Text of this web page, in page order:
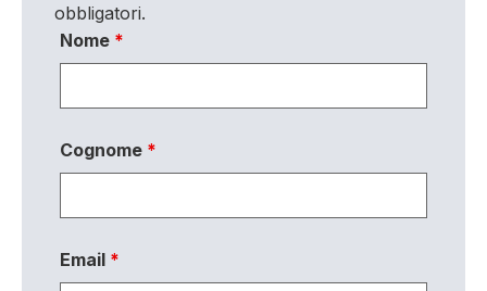
obbligatori.
Nome *
Cognome *
Email *